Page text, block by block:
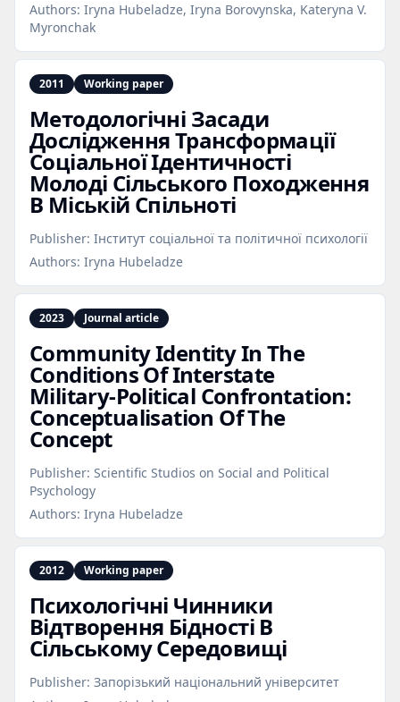
Authors: Iryna Hubeladze, Iryna Borovynska, Kateryna V.
Myronchak
2011 Working paper
Методологічні Засади
Дослідження Трансформації
Соціальної Ідентичності
Молоді Сільського Походження
В Міській Спільноті
Publisher: Інститут соціальної та політичної психології
Authors: Iryna Hubeladze
2023 Journal article
Community Identity In The
Conditions Of Interstate
Military‑Political Confrontation:
Conceptualisation Of The
Concept
Publisher: Scientific Studios on Social and Political
Psychology
Authors: Iryna Hubeladze
2012 Working paper
Психологічні Чинники
Відтворення Бідності В
Сільському Середовищі
Publisher: Запорізький національний університет